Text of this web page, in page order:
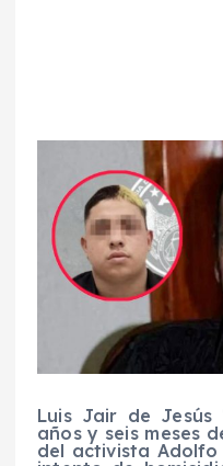
Luis Jair de Jesús
años y seis meses
del activista Adolfo